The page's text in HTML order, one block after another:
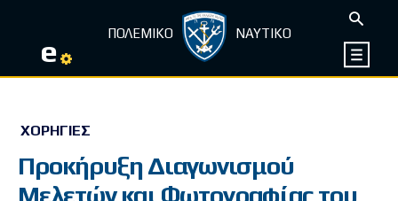
e ΠΟΛΕΜΙΚΟ ΝΑΥΤΙΚΟ
ΧΟΡΗΓΊΕΣ
Προκήρυξη Διαγωνισμού
Μελετών και Φωτογραφίας του